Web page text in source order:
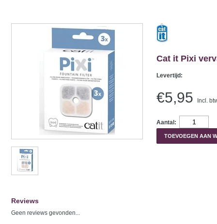
Cat it Pixi
Levertijd:
€5,95 Incl.
Aantal:
TOEVOEGEN AAN
Reviews
Geen reviews gevonden...